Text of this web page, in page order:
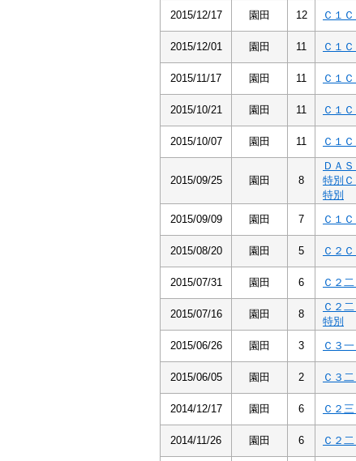
2015/12/17 園田 12 Ｃ１
2015/12/01 園田 11 Ｃ１
2015/11/17 園田 11 Ｃ１
2015/10/21 園田 11 Ｃ１
2015/10/07 園田 11 Ｃ１
2015/09/25 園田 8
ＤＡ
特別
特別
2015/09/09 園田 7 Ｃ１
2015/08/20 園田 5 Ｃ２
2015/07/31 園田 6 Ｃ２
2015/07/16 園田 8
Ｃ２
特別
2015/06/26 園田 3 Ｃ３
2015/06/05 園田 2 Ｃ３
2014/12/17 園田 6 Ｃ２
2014/11/26 園田 6 Ｃ２